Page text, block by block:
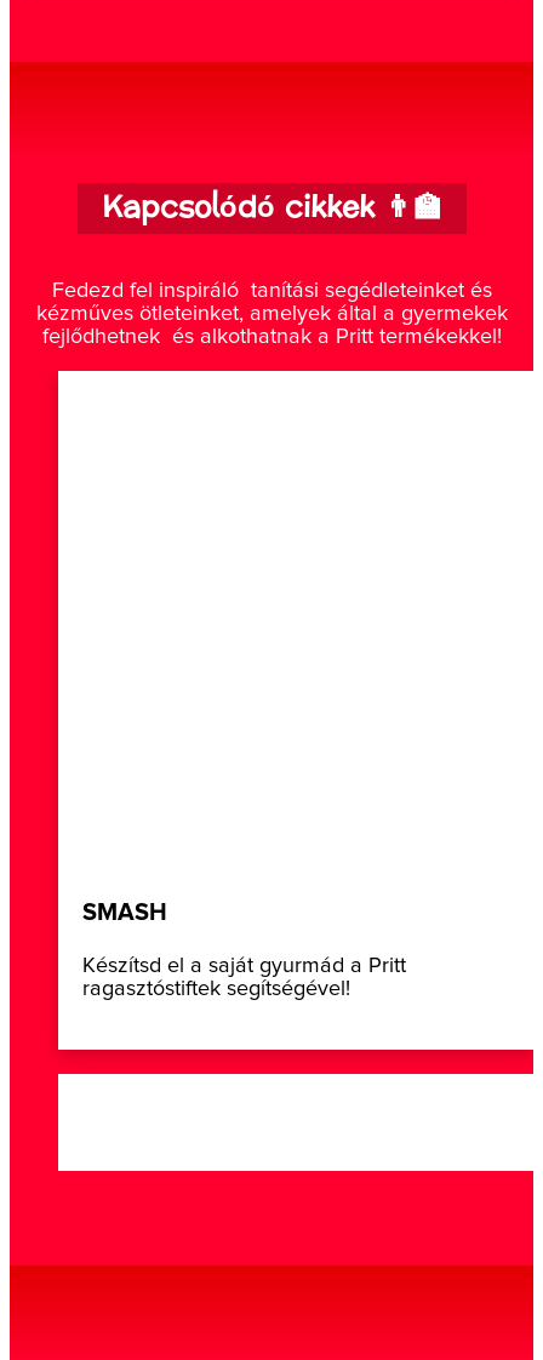
Kapcsolódó cikkek 👨‍🏫
Fedezd fel inspiráló tanítási segédleteinket és
kézműves ötleteinket, amelyek által a gyermekek
fejlődhetnek és alkothatnak a Pritt termékekkel!
SMASH
Készítsd el a saját gyurmád a Pritt
ragasztóstiftek segítségével!